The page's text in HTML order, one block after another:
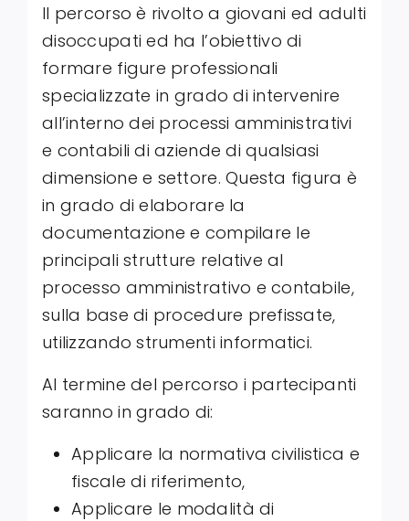
Il percorso è rivolto a giovani ed adulti
disoccupati ed ha l’obiettivo di
formare figure professionali
specializzate in grado di intervenire
all’interno dei processi amministrativi
e contabili di aziende di qualsiasi
dimensione e settore. Questa figura è
in grado di elaborare la
documentazione e compilare le
principali strutture relative al
processo amministrativo e contabile,
sulla base di procedure prefissate,
utilizzando strumenti informatici.
Al termine del percorso i partecipanti
saranno in grado di:
Applicare la normativa civilistica e
fiscale di riferimento,
Applicare le modalità di